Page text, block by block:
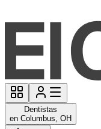
Dentistas
en Columbus, OH